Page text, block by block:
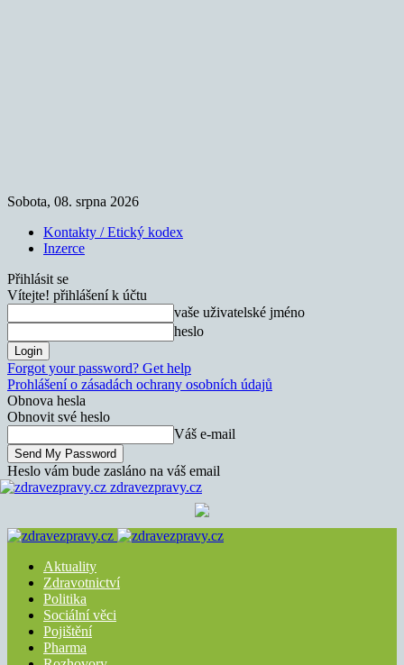
Sobota, 08. srpna 2026
Kontakty / Etický kodex
Inzerce
Přihlásit se
Vítejte! přihlášení k účtu
vaše uživatelské jméno
heslo
Forgot your password? Get help
Prohlášení o zásadách ochrany osobních údajů
Obnova hesla
Obnovit své heslo
Váš e-mail
Heslo vám bude zasláno na váš email
zdravezpravy.cz
Aktuality
Zdravotnictví
Politika
Sociální věci
Pojištění
Pharma